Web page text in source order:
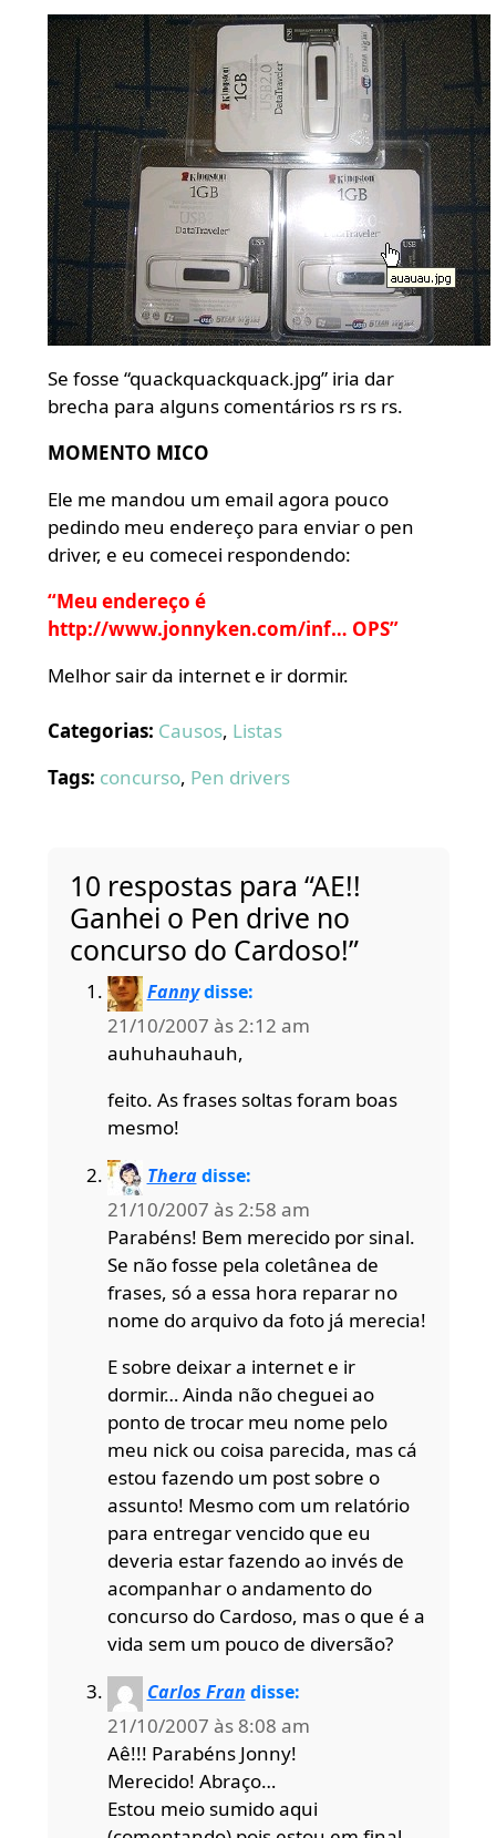
Se fosse “quackquackquack.jpg” iria dar
brecha para alguns comentários rs rs rs.
MOMENTO MICO
Ele me mandou um email agora pouco
pedindo meu endereço para enviar o pen
driver, e eu comecei respondendo:
“Meu endereço é
http://www.jonnyken.com/inf… OPS”
Melhor sair da internet e ir dormir.
Categorias: Causos, Listas
Tags: concurso, Pen drivers
10 respostas para “AE!!
Ganhei o Pen drive no
concurso do Cardoso!”
Fanny disse:
21/10/2007 às 2:12 am
auhuhauhauh,
feito. As frases soltas foram boas
mesmo!
Thera disse:
21/10/2007 às 2:58 am
Parabéns! Bem merecido por sinal.
Se não fosse pela coletânea de
frases, só a essa hora reparar no
nome do arquivo da foto já merecia!
E sobre deixar a internet e ir
dormir… Ainda não cheguei ao
ponto de trocar meu nome pelo
meu nick ou coisa parecida, mas cá
estou fazendo um post sobre o
assunto! Mesmo com um relatório
para entregar vencido que eu
deveria estar fazendo ao invés de
acompanhar o andamento do
concurso do Cardoso, mas o que é a
vida sem um pouco de diversão?
Carlos Fran disse:
21/10/2007 às 8:08 am
Aê!!! Parabéns Jonny!
Merecido! Abraço…
Estou meio sumido aqui